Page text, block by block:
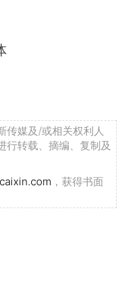
传媒及/或相关权利人
行转载、摘编、复制及
，获得书面